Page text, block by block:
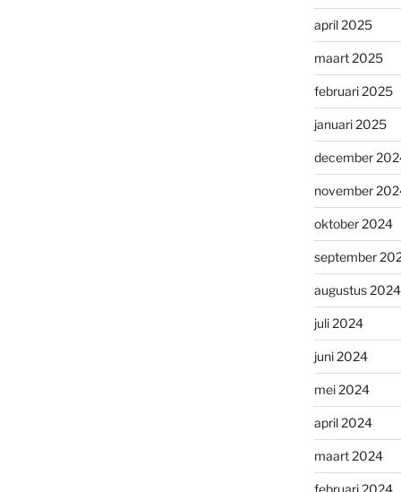
april 2025
maart 2025
februari 2025
januari 2025
december
november
oktober 2024
september
augustus 2024
juli 2024
juni 2024
mei 2024
april 2024
maart 2024
februari 2024